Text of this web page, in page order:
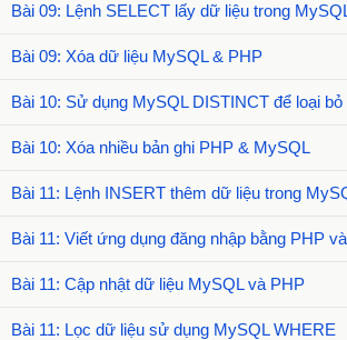
Bài 09: Lệnh SELECT lấy dữ liệu trong
Bài 09: Xóa dữ liệu MySQL & PHP
Bài 10: Sử dụng MySQL DISTINCT để loại bỏ
Bài 10: Xóa nhiều bản ghi PHP & MySQL
Bài 11: Lệnh INSERT thêm dữ liệu trong
Bài 11: Viết ứng dụng đăng nhập bằng PHP
Bài 11: Cập nhật dữ liệu MySQL và PHP
Bài 11: Lọc dữ liệu sử dụng MySQL WHERE